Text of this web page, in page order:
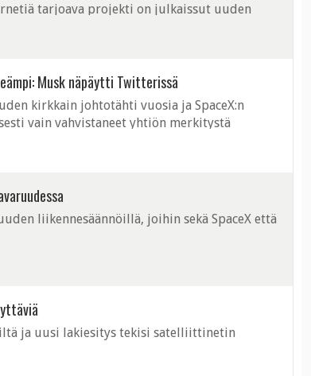
tarjoava projekti on julkaissut uuden
Musk näpäytti Twitterissä
kirkkain johtotähti vuosia ja SpaceX:n
vain vahvistaneet yhtiön merkitystä
liikennesäännöillä, joihin sekä SpaceX että
ja uusi lakiesitys tekisi satelliittinetin